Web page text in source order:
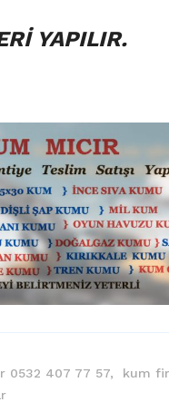
YAPILIR.
0532 407 77 57,
kum